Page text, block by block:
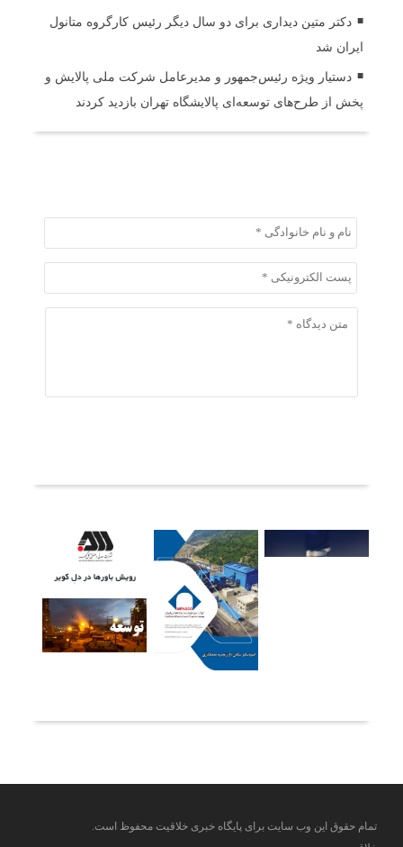
دکتر متین دیداری برای دو سال دیگر رئیس کارگروه متانول
ایران شد
دستیار ویژه رئیس‌جمهور و مدیرعامل شرکت ملی پالایش و
پخش از طرح‌های توسعه‌ای پالایشگاه تهران بازدید کردند
تمام حقوق این وب سایت برای پایگاه خبری خلاقیت محفوظ است.